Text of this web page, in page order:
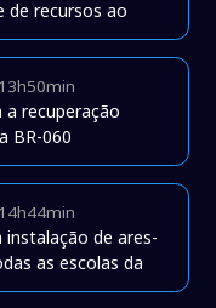
de recursos ao
a recuperação
BR-060
instalação de ares-
as escolas da